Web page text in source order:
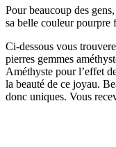
Pour beaucoup des
sa belle couleur
Ci-dessous vous
pierres gemmes
Améthyste pour l’effet
la beauté de ce joyau.
donc uniques. Vous